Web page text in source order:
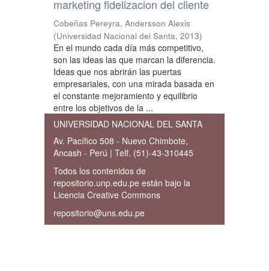
marketing fidelizacion del cliente
Cobeñas Pereyra, Andersson Alexis
(Universidad Nacional del Santa, 2013)
En el mundo cada día más competitivo,
son las ideas las que marcan la diferencia.
Ideas que nos abrirán las puertas
empresariales, con una mirada basada en
el constante mejoramiento y equilibrio
entre los objetivos de la ...
UNIVERSIDAD NACIONAL DEL SANTA
Av. Pacífico 508 - Nuevo Chimbote,
Ancash - Perú | Telf. (51)-43-310445
Todos los contenidos de
repositorio.unp.edu.pe están bajo la
Licencia Creative Commons
repositorio@uns.edu.pe